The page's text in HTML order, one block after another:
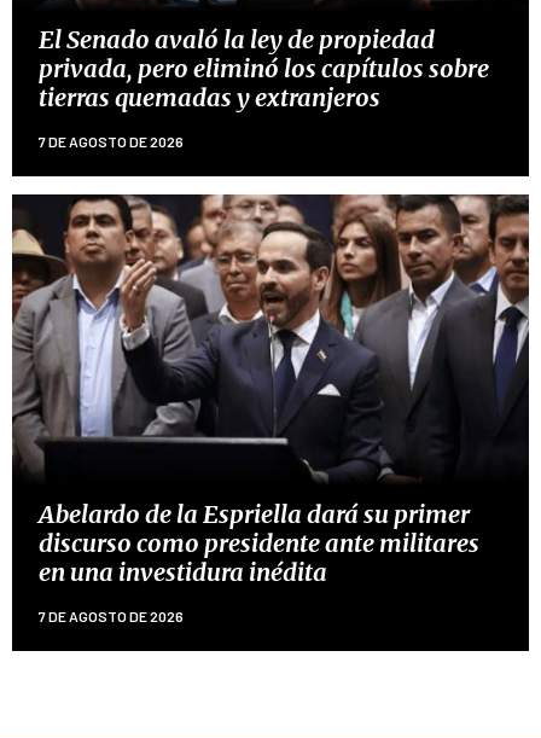
El Senado avaló la ley de propiedad
privada, pero eliminó los capítulos sobre
tierras quemadas y extranjeros
7 DE AGOSTO DE 2026
Abelardo de la Espriella dará su primer
discurso como presidente ante militares
en una investidura inédita
7 DE AGOSTO DE 2026